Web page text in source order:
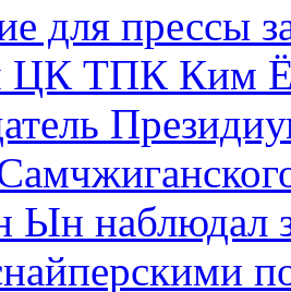
для прессы
ЦК ТПК Ким
наблюдал